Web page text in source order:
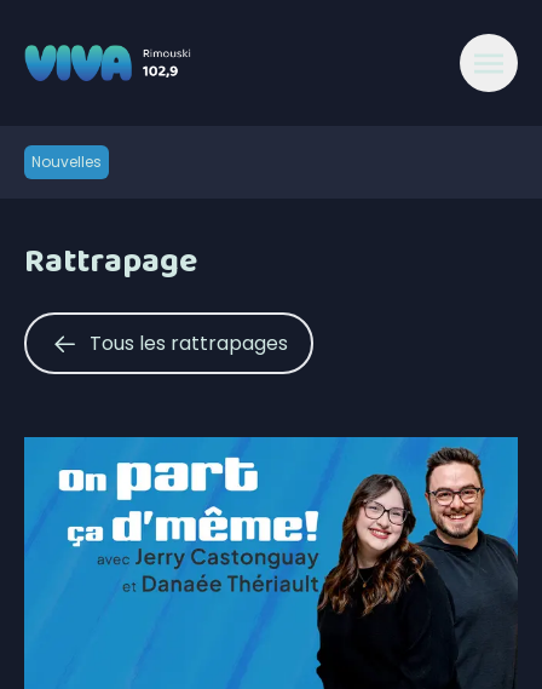
Nouvelles
Rattrapage
Tous les rattrapages